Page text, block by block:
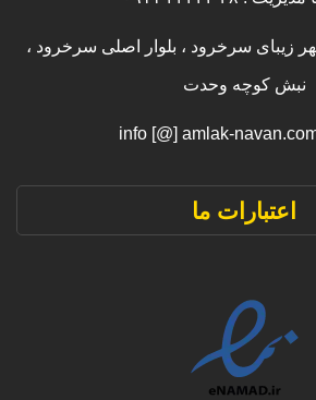
زیبای سرخرود ، بلوار اصلی سرخرود ،
نبش کوچه وحدت
اعتبارات ما